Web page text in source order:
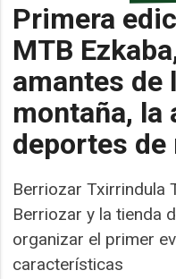
Primera
MTB
amantes de
montaña, la
deportes de
Berriozar Txirrindula
Berriozar y la tienda
organizar el primer
características